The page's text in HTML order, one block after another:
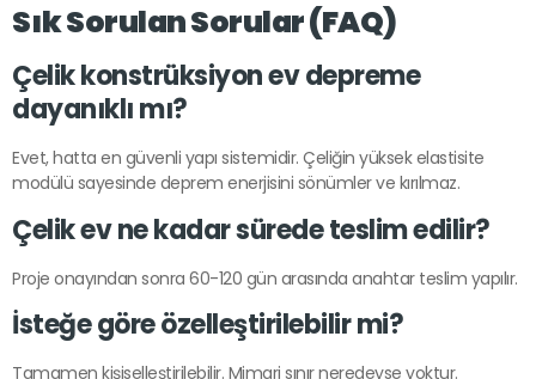
Sık Sorulan Sorular (FAQ)
Çelik konstrüksiyon ev depreme
dayanıklı mı?
Evet, hatta en güvenli yapı sistemidir. Çeliğin yüksek elastisite
modülü sayesinde deprem enerjisini sönümler ve kırılmaz.
Çelik ev ne kadar sürede teslim edilir?
Proje onayından sonra 60-120 gün arasında anahtar teslim yapılır.
İsteğe göre özelleştirilebilir mi?
Tamamen kişiselleştirilebilir. Mimari sınır neredeyse yoktur.